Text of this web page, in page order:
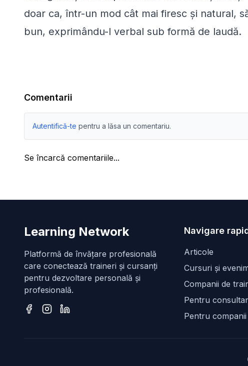
doar ca, într-un mod cât mai firesc şi natural,
bun, exprimându-l verbal sub formă de laudă.
Comentarii
Autentifică-te pentru a lăsa un comentariu.
Se încarcă comentariile...
Learning Network
Platformă de învățare profesională
care conectează traineri și cursanți
pentru dezvoltare personală și
profesională.
Navigare
Articole
Cursuri și
Companii de
Pentru
Pentru companii